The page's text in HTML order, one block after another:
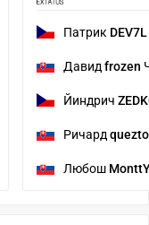
Патрик DEV7L
Давидfrozen
Йиндрич
Ричард
Любош